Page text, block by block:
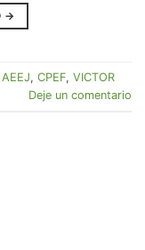
→
AEEJ, CPEF, VICTOR
Deje un comentario